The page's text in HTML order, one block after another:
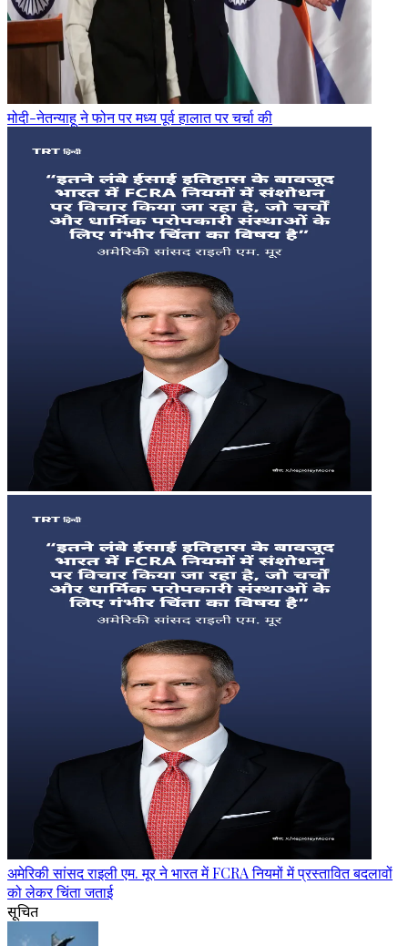
मोदी-नेतन्याहू ने फोन पर मध्य पूर्व हालात पर चर्चा की
अमेरिकी सांसद राइली एम. मूर ने भारत में FCRA नियमों में प्रस्तावित बदलावों
को लेकर चिंता जताई
सूचित